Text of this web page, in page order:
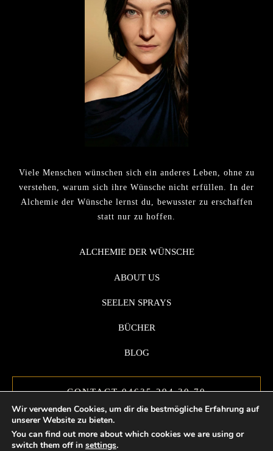
Viele Menschen wünschen sich ein anderes Leben, ohne zu
verstehen, warum sich ihre Wünsche nicht erfüllen. In der
Alchemie der Wünsche lernst du, bewusster zu erschaffen
statt nur zu hoffen.
ALCHEMIE DER WÜNSCHE
ABOUT US
SEELEN SPRAYS
BÜCHER
BLOG
CONTACT 04635 294 30 70
Wir verwenden Cookies, um dir die bestmögliche Erfahrung auf
unserer Website zu bieten.
You can find out more about which cookies we are using or
switch them off in settings.